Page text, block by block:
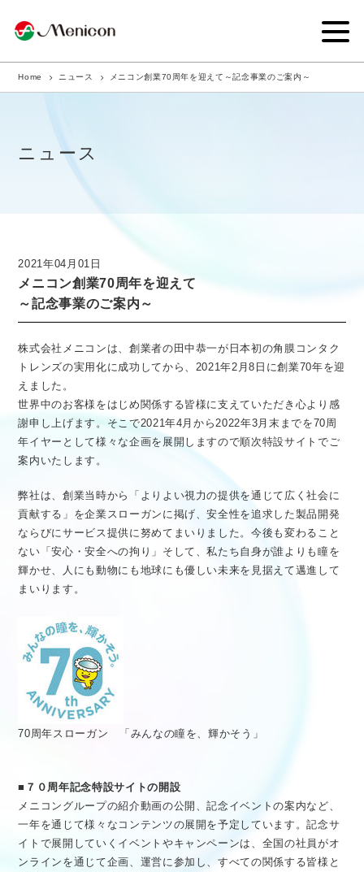
企業情報
商品サイト
ニュース
採用情報
医療従事者向け情報 GLOBAL
Home ニュース メニコン創業70周年を迎えて～記念事業のご案内～
ニュース
2021年04月01日
メニコン創業70周年を迎えて
～記念事業のご案内～
株式会社メニコンは、創業者の田中恭一が日本初の角膜コンタク
トレンズの実用化に成功してから、2021年2月8日に創業70年を迎
えました。
世界中のお客様をはじめ関係する皆様に支えていただき心より感
謝申し上げます。そこで2021年4月から2022年3月末までを70周
年イヤーとして様々な企画を展開しますので順次特設サイトでご
案内いたします。
弊社は、創業当時から「よりよい視力の提供を通じて広く社会に
貢献する」を企業スローガンに掲げ、安全性を追求した製品開発
ならびにサービス提供に努めてまいりました。今後も変わること
ない「安心・安全への拘り」そして、私たち自身が誰よりも瞳を
輝かせ、人にも動物にも地球にも優しい未来を見据えて邁進して
まいります。
70周年スローガン 「みんなの瞳を、輝かそう」
■７０周年記念特設サイトの開設
メニコングループの紹介動画の公開、記念イベントの案内など、
一年を通じて様々なコンテンツの展開を予定しています。記念サ
イトで展開していくイベントやキャンペーンは、全国の社員がオ
ンラインを通じて企画、運営に参加し、すべての関係する皆様と